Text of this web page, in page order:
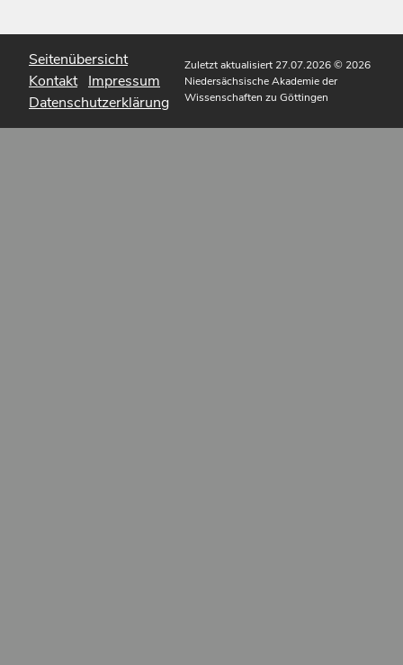
Seitenübersicht
Kontakt Impressum
Datenschutzerklärung
Zuletzt aktualisiert 27.07.2026© 2026
Niedersächsische Akademie der
Wissenschaften zu Göttingen